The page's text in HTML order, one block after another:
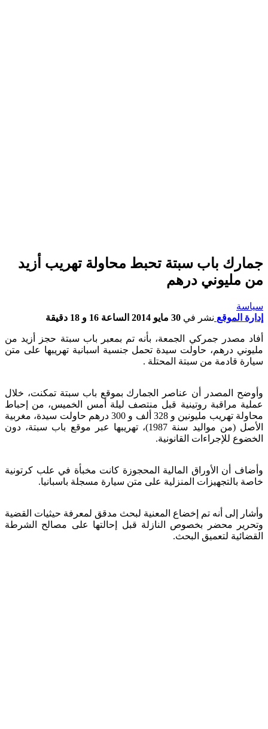
جمارك باب سبتة تحبط محاولة تهريب أزيد
من مليوني درهم
سياسة
إدارة الموقع نشر في 30 مايو 2014 الساعة 16 و 18 دقيقة
أفاد مصدر جمركي الجمعة، بأنه تم بمعبر باب سبتة حجز أزيد من
مليوني درهم، حاولت سيدة تحمل جنسية اسبانية تهريبها على متن
سيارة قادمة من سبتة المحتلة .
وأوضح المصدر أن عناصر الجمارك بموقع باب سبتة تمكنت، خلال
عملية مراقبة روتينية قبل منتصف ليلة أمس الخميس، من إحباط
محاولة تهريب مليونين و 328 ألف و 300 درهم حاولت سيدة، مغربية
الأصل (من مواليد سنة 1987)، تهريبها عبر موقع باب سبتة، دون
الخضوع للإجراءات القانونية.
وأضاف أن الأوراق المالية المحجوزة كانت مخبأة في علب كرتونية
خاصة بالتجهيزات المنزلية على متن سيارة مسجلة باسبانيا.
وأشار إلى أنه تم إخضاع المعنية لبحث مدقق لمعرفة حيثيات القضية
وتحرير محضر بخصوص النازلة قبل إحالتها على مصالح الشرطة
القضائية لتعميق البحث.